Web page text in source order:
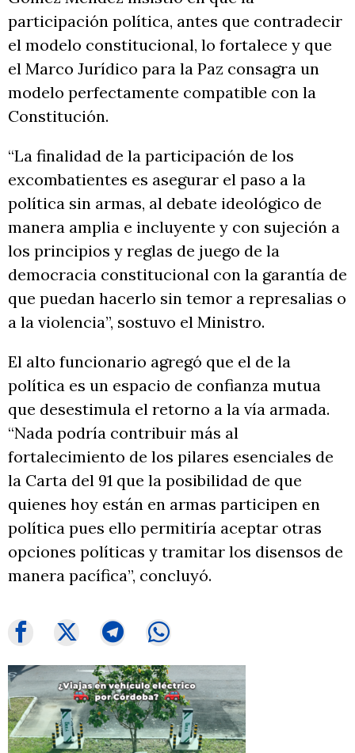
participación política, antes que contradecir
el modelo constitucional, lo fortalece y que
el Marco Jurídico para la Paz consagra un
modelo perfectamente compatible con la
Constitución.
“La finalidad de la participación de los
excombatientes es asegurar el paso a la
política sin armas, al debate ideológico de
manera amplia e incluyente y con sujeción a
los principios y reglas de juego de la
democracia constitucional con la garantía de
que puedan hacerlo sin temor a represalias o
a la violencia”, sostuvo el Ministro.
El alto funcionario agregó que el de la
política es un espacio de confianza mutua
que desestimula el retorno a la vía armada.
“Nada podría contribuir más al
fortalecimiento de los pilares esenciales de
la Carta del 91 que la posibilidad de que
quienes hoy están en armas participen en
política pues ello permitiría aceptar otras
opciones políticas y tramitar los disensos de
manera pacífica”, concluyó.